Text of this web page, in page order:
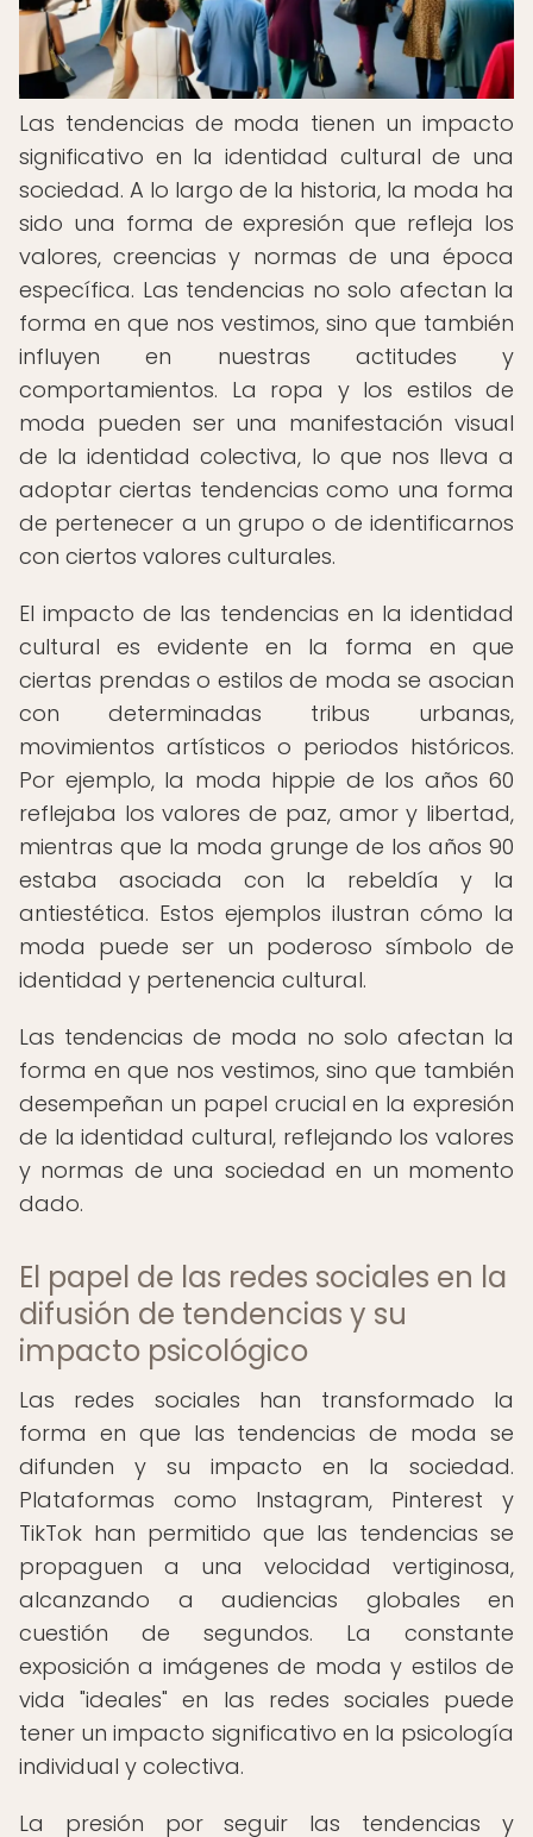
Las tendencias de moda tienen un impacto
significativo en la identidad cultural de una
sociedad. A lo largo de la historia, la moda ha
sido una forma de expresión que refleja los
valores, creencias y normas de una época
específica. Las tendencias no solo afectan la
forma en que nos vestimos, sino que también
influyen en nuestras actitudes y
comportamientos. La ropa y los estilos de
moda pueden ser una manifestación visual
de la identidad colectiva, lo que nos lleva a
adoptar ciertas tendencias como una forma
de pertenecer a un grupo o de identificarnos
con ciertos valores culturales.
El impacto de las tendencias en la identidad
cultural es evidente en la forma en que
ciertas prendas o estilos de moda se asocian
con determinadas tribus urbanas,
movimientos artísticos o periodos históricos.
Por ejemplo, la moda hippie de los años 60
reflejaba los valores de paz, amor y libertad,
mientras que la moda grunge de los años 90
estaba asociada con la rebeldía y la
antiestética. Estos ejemplos ilustran cómo la
moda puede ser un poderoso símbolo de
identidad y pertenencia cultural.
Las tendencias de moda no solo afectan la
forma en que nos vestimos, sino que también
desempeñan un papel crucial en la expresión
de la identidad cultural, reflejando los valores
y normas de una sociedad en un momento
dado.
El papel de las redes sociales en la
difusión de tendencias y su
impacto psicológico
Las redes sociales han transformado la
forma en que las tendencias de moda se
difunden y su impacto en la sociedad.
Plataformas como Instagram, Pinterest y
TikTok han permitido que las tendencias se
propaguen a una velocidad vertiginosa,
alcanzando a audiencias globales en
cuestión de segundos. La constante
exposición a imágenes de moda y estilos de
vida "ideales" en las redes sociales puede
tener un impacto significativo en la psicología
individual y colectiva.
La presión por seguir las tendencias y